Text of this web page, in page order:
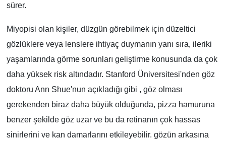
sürer.
Miyopisi olan kişiler, düzgün görebilmek için düzeltici
gözlüklere veya lenslere ihtiyaç duymanın yanı sıra, ileriki
yaşamlarında görme sorunları geliştirme konusunda da çok
daha yüksek risk altındadır. Stanford Üniversitesi'nden göz
doktoru Ann Shue'nun açıkladığı gibi , göz olması
gerekenden biraz daha büyük olduğunda, pizza hamuruna
benzer şekilde göz uzar ve bu da retinanın çok hassas
sinirlerini ve kan damarlarını etkileyebilir. gözün arkasına